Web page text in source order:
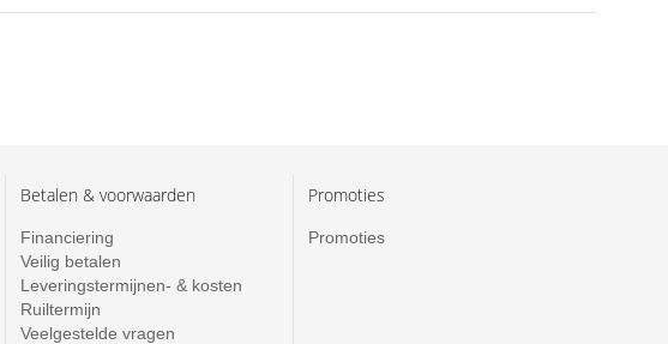
Betalen & voorwaarden
Financiering
Veilig betalen
Leveringstermijnen- & kosten
Ruiltermijn
Veelgestelde vragen
Promoties
Promoties